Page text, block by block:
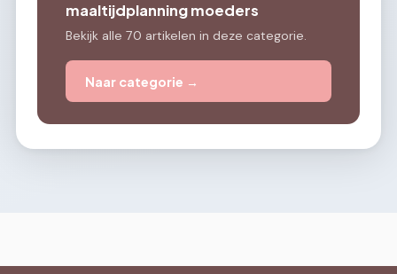
maaltijdplanning moeders
Bekijk alle 70 artikelen in deze categorie.
Naar categorie →